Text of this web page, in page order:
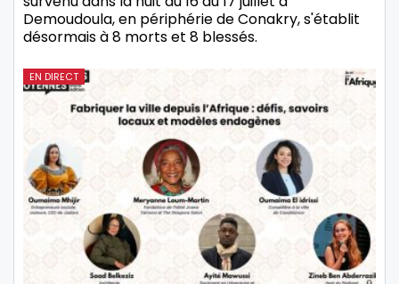
Demoudoula, en périphérie de Conakry, s'établit
désormais à 8 morts et 8 blessés.
EN DIRECT